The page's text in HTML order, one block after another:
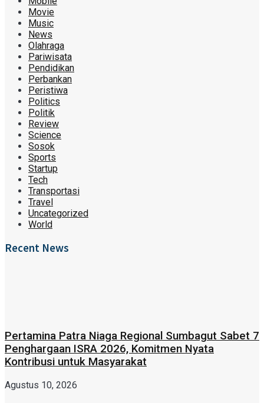
Movie
Music
News
Olahraga
Pariwisata
Pendidikan
Perbankan
Peristiwa
Politics
Politik
Review
Science
Sosok
Sports
Startup
Tech
Transportasi
Travel
Uncategorized
World
Recent News
Pertamina Patra Niaga Regional Sumbagut Sabet 7
Penghargaan ISRA 2026, Komitmen Nyata
Kontribusi untuk Masyarakat
Agustus 10, 2026